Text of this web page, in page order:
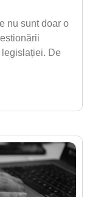
nu sunt doar o
De